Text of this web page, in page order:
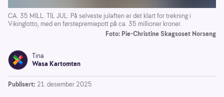
CA. 35 MILL. TIL JUL: På selveste julaften er det klart for trekning i
Vikinglotto, med en førstepremiepott på ca. 35 millioner kroner.
Foto: Pie-Christine Skagsoset Norseng
Tina
Wasa Kartomten
Publisert: 21. desember 2025